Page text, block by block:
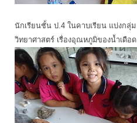
นักเรียนชั้น ป.4 ในคาบเรียน แบ่งกลุ่
วิทยาศาสตร์ เรื่องอุณหภูมิของน้ำเดือด